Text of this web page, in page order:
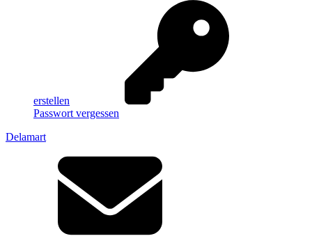
erstellen
Passwort vergessen
Delamart